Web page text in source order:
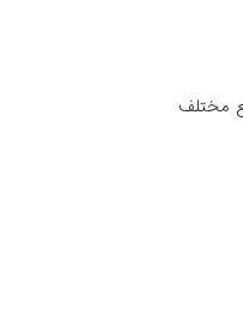
مختلف